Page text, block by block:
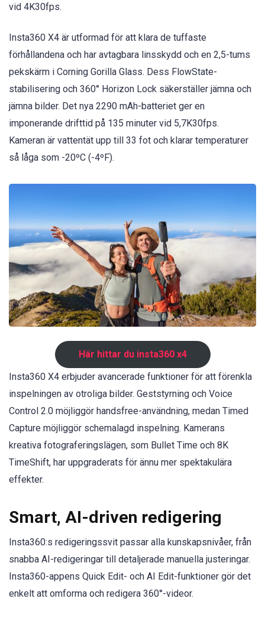
vid 4K30fps.
Insta360 X4 är utformad för att klara de tuffaste
förhållandena och har avtagbara linsskydd och en 2,5-tums
pekskärm i Corning Gorilla Glass. Dess FlowState-
stabilisering och 360° Horizon Lock säkerställer jämna och
jämna bilder. Det nya 2290 mAh-batteriet ger en
imponerande drifttid på 135 minuter vid 5,7K30fps.
Kameran är vattentät upp till 33 fot och klarar temperaturer
så låga som -20ºC (-4ºF).
Här hittar du insta360 x4
Insta360 X4 erbjuder avancerade funktioner för att förenkla
inspelningen av otroliga bilder. Geststyrning och Voice
Control 2.0 möjliggör handsfree-användning, medan Timed
Capture möjliggör schemalagd inspelning. Kamerans
kreativa fotograferingslägen, som Bullet Time och 8K
TimeShift, har uppgraderats för ännu mer spektakulära
effekter.
Smart, AI-driven redigering
Insta360:s redigeringssvit passar alla kunskapsnivåer, från
snabba AI-redigeringar till detaljerade manuella justeringar.
Insta360-appens Quick Edit- och AI Edit-funktioner gör det
enkelt att omforma och redigera 360°-videor.